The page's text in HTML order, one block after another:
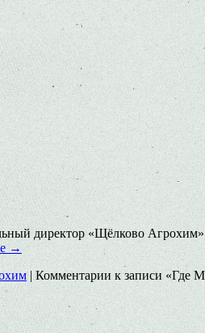
директор «Щёлково
→
| Комментариик записи «Где